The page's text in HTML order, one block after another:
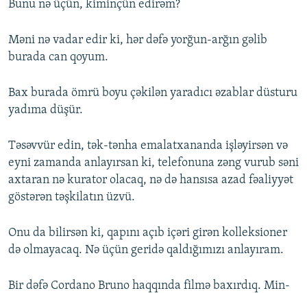
Bunu nə üçün, kiminçün edirəm?
Məni nə vadar edir ki, hər dəfə yorğun-arğın gəlib
burada can qoyum.
Bax burada ömrü boyu çəkilən yaradıcı əzablar düsturu
yadıma düşür.
Təsəvvür edin, tək-tənha emalatxananda işləyirsən və
eyni zamanda anlayırsan ki, telefonuna zəng vurub səni
axtaran nə kurator olacaq, nə də hansısa azad fəaliyyət
göstərən təşkilatın üzvü.
Onu da bilirsən ki, qapını açıb içəri girən kolleksioner
də olmayacaq. Nə üçün geridə qaldığımızı anlayıram.
Bir dəfə Cordano Bruno haqqında filmə baxırdıq. Min-